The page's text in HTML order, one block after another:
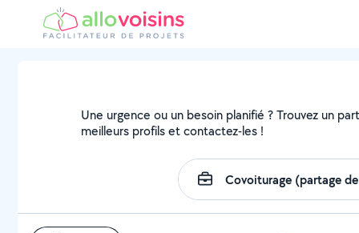
Une urgence ou un besoin planifié ? Trouvez un
meilleurs profils et contactez-les !